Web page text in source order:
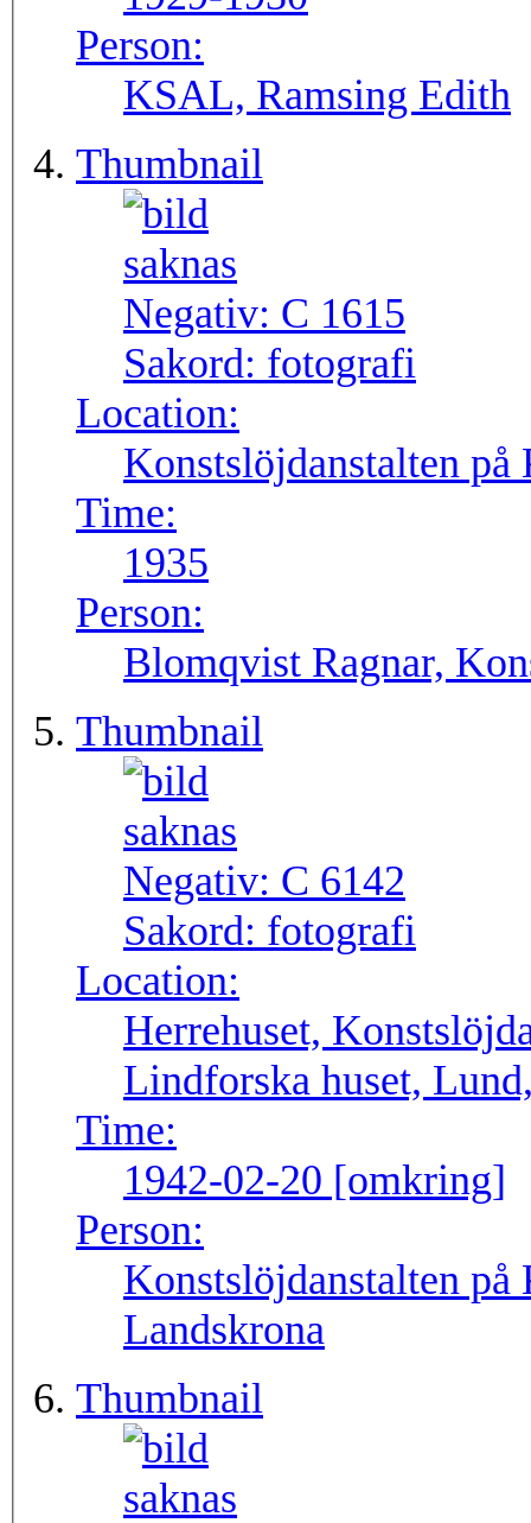
Person:
KSAL, Ramsing Edith
Thumbnail
Negativ: C 1615
Sakord: fotografi
Location:
Konstslöjdanstalten
Time:
1935
Person:
Blomqvist Ragnar,
Thumbnail
Negativ: C 6142
Sakord: fotografi
Location:
Herrehuset,
Lindforska huset,
Time:
1942-02-20 [omkring]
Person:
Konstslöjdanstalten
Landskrona
Thumbnail